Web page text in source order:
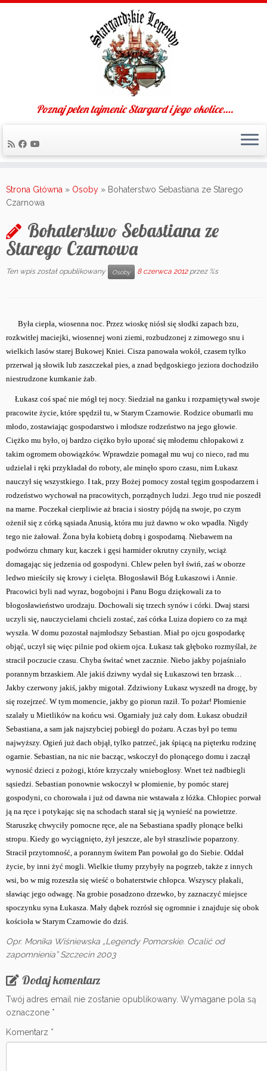
to
content
Poznaj pełen tajmenic Stargard i jego okolice….
Strona Główna » Osoby » Bohaterstwo Sebastiana ze Starego
Czarnowa
Bohaterstwo Sebastiana ze
Starego Czarnowa
Ten wpis został opublikowany Osoby 8 czerwca 2012 przez %s
Była ciepła, wiosenna noc. Przez wioskę niósł się słodki zapach bzu,
rozkwitłej maciejki, wiosennej woni ziemi, rozbudzonej z zimowego snu i
wielkich lasów starej Bukowej Kniei. Cisza panowała wokół, czasem tylko
przerwał ją słowik lub zaszczekał pies, a znad będgoskiego jeziora dochodziło
niestrudzone kumkanie żab.
Łukasz coś spać nie mógł tej nocy. Siedział na ganku i rozpamiętywał swoje
pracowite życie, które spędził tu, w Starym Czarnowie. Rodzice obumarli mu
młodo, zostawiając gospodarstwo i młodsze rodzeństwo na jego głowie.
Ciężko mu było, oj bardzo ciężko było uporać się młodemu chłopakowi z
takim ogromem obowiązków. Wprawdzie pomagał mu wuj co nieco, rad mu
udzielał i ręki przykładał do roboty, ale minęło sporo czasu, nim Łukasz
nauczył się wszystkiego. I tak, przy Bożej pomocy został tęgim gospodarzem i
rodzeństwo wychował na pracowitych, porządnych ludzi. Jego trud nie poszedł
na marne. Poczekał cierpliwie aż bracia i siostry pójdą na swoje, po czym
ożenił się z córką sąsiada Anusią, która mu już dawno w oko wpadła. Nigdy
tego nie żałował. Żona była kobietą dobrą i gospodarną. Niebawem na
podwórzu chmary kur, kaczek i gęsi harmider okrutny czyniły, wciąż
domagając się jedzenia od gospodyni. Chlew pełen był świń, zaś w oborze
ledwo mieściły się krowy i cielęta. Błogosławił Bóg Łukaszowi i Annie.
Pracowici byli nad wyraz, bogobojni i Panu Bogu dziękowali za to
błogosławieństwo urodzaju. Dochowali się trzech synów i córki. Dwaj starsi
uczyli się, nauczycielami chcieli zostać, zaś córka Luiza dopiero co za mąż
wyszła. W domu pozostał najmłodszy Sebastian. Miał po ojcu gospodarkę
objąć, uczył się więc pilnie pod okiem ojca. Łukasz tak głęboko rozmyślał, że
stracił poczucie czasu. Chyba świtać wnet zacznie. Niebo jakby pojaśniało
porannym brzaskiem. Ale jakiś dziwny wydał się Łukaszowi ten brzask…
Jakby czerwony jakiś, jakby migotał. Zdziwiony Łukasz wyszedł na drogę, by
się rozejrzeć. W tym momencie, jakby go piorun raził. To pożar! Płomienie
szalały u Mietlików na końcu wsi. Ogarniały już cały dom. Łukasz obudził
Sebastiana, a sam jak najszybciej pobiegł do pożaru. A czas był po temu
najwyższy. Ogień już dach objął, tylko patrzeć, jak śpiącą na pięterku rodzinę
ogarnie. Sebastian, na nic nie bacząc, wskoczył do płonącego domu i zaczął
wynosić dzieci z pożogi, które krzyczały wniebogłosy. Wnet też nadbiegli
sąsiedzi. Sebastian ponownie wskoczył w płomienie, by pomóc starej
gospodyni, co chorowała i już od dawna nie wstawała z łóżka. Chłopiec porwał
ją na ręce i potykając się na schodach starał się ją wynieść na powietrze.
Staruszkę chwyciły pomocne ręce, ale na Sebastiana spadły płonące belki
stropu. Kiedy go wyciągnięto, żył jeszcze, ale był straszliwie poparzony.
Stracił przytomność, a porannym świtem Pan powołał go do Siebie. Oddał
życie, by inni żyć mogli. Wielkie tłumy przybyły na pogrzeb, także z innych
wsi, bo w mig rozeszła się wieść o bohaterstwie chłopca. Wszyscy płakali,
sławiąc jego odwagę. Na grobie posadzono drzewko, by zaznaczyć miejsce
spoczynku syna Łukasza. Mały dąbek rozrósł się ogromnie i znajduje się obok
kościoła w Starym Czarnowie do dziś.
Opr. Monika Wiśniewska „Legendy Pomorskie. Ocalić od
zapomnienia” Szczecin 2003
Dodaj komentarz
Twój adres email nie zostanie opublikowany. Wymagane pola są
oznaczone *
Komentarz *